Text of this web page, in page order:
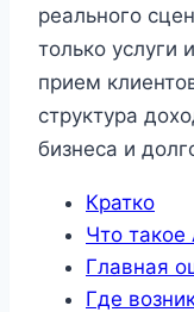
реального
только
прием
структура
бизнеса и
Кратко
Что такое
Главная
Где